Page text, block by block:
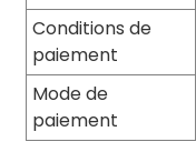
Conditions de
paiement
Mode de
paiement